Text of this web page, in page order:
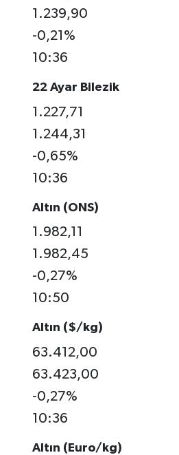
1.239,90
-0,21%
10:36
22 Ayar Bilezik
1.227,71
1.244,31
-0,65%
10:36
Altın (ONS)
1.982,11
1.982,45
-0,27%
10:50
Altın ($/kg)
63.412,00
63.423,00
-0,27%
10:36
Altın (Euro/kg)